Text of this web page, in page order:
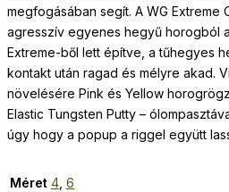
megfogásában segít. A WG Extreme
agresszív egyenes hegyű horogból
Extreme-ből lett építve, a tűhegyes
kontakt után ragad és mélyre akad.
növelésére Pink és Yellow
Elastic Tungsten Putty –
úgy hogy a popup a riggel együtt
Méret 4, 6